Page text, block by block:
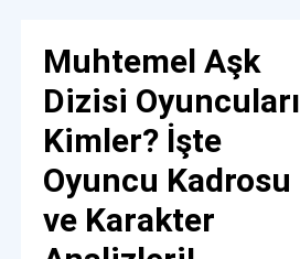
Muhtemel Aşk
Dizisi Oyuncuları
Kimler? İşte
Oyuncu Kadrosu
ve Karakter